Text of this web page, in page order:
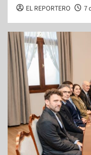
EL REPORTERO 7